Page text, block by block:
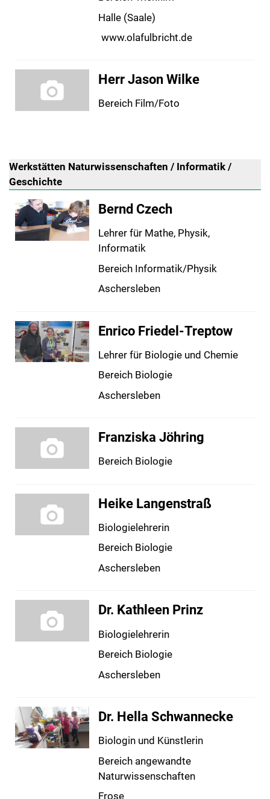
Halle (Saale)
www.olafulbricht.de
Herr Jason Wilke
Bereich Film/Foto
Werkstätten Naturwissenschaften / Informatik /
Geschichte
Bernd Czech
Lehrer für Mathe, Physik,
Informatik
Bereich Informatik/Physik
Aschersleben
Enrico Friedel-Treptow
Lehrer für Biologie und Chemie
Bereich Biologie
Aschersleben
Franziska Jöhring
Bereich Biologie
Heike Langenstraß
Biologielehrerin
Bereich Biologie
Aschersleben
Dr. Kathleen Prinz
Biologielehrerin
Bereich Biologie
Aschersleben
Dr. Hella Schwannecke
Biologin und Künstlerin
Bereich angewandte
Naturwissenschaften
Frose